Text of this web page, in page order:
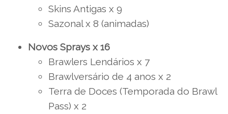
Skins Antigas x 9
Sazonal x 8 (animadas)
Novos Sprays x 16
Brawlers Lendários x 7
Brawlversário de 4 anos x 2
Terra de Doces (Temporada do Brawl
Pass) x 2